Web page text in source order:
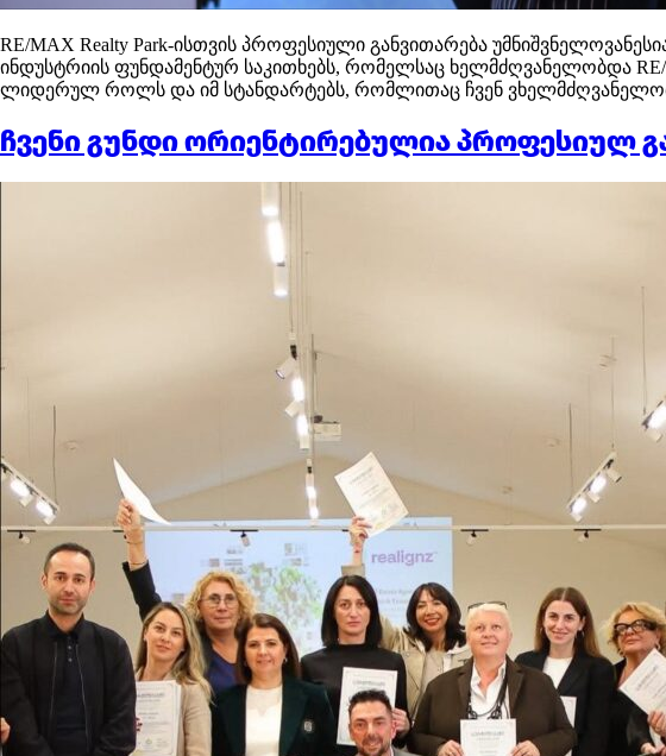
RE/MAX Realty Park-ისთვის პროფესიული განვითარება
ინდუსტრიის ფუნდამენტურ საკითხებს, რომელსაც ხელმძღვანელობდა RE/
ლიდერულ როლს და იმ სტანდარტებს, რომლითაც ჩვენ
ჩვენი გუნდი ორიენტირებულია პროფესიულ